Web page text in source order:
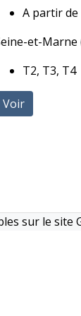
A partir de
et-Marne
T2, T3, T4
Voir
sur le site